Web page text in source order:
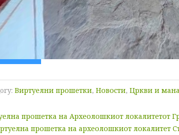
Виртуелни прошетки, Новости, Цркви и
прошетка на Археолошкиот локалитетот
прошетка на археолошкиот локалитет